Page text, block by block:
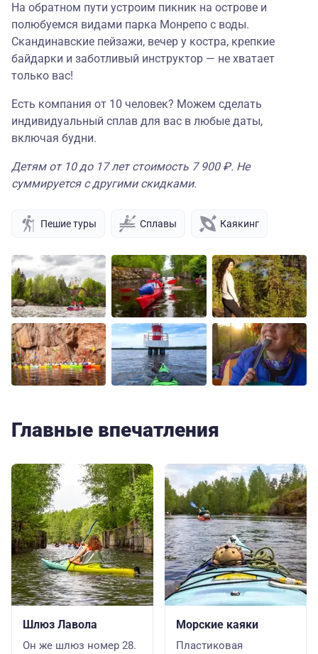
На обратном пути устроим пикник на острове и
полюбуемся видами парка Монрепо с воды.
Скандинавские пейзажи, вечер у костра, крепкие
байдарки и заботливый инструктор — не хватает
только вас!
Есть компания от 10 человек? Можем сделать
индивидуальный сплав для вас в любые даты,
включая будни.
Детям от 10 до 17 лет стоимость 7 900 ₽. Не
суммируется с другими скидками.
Пешие туры Сплавы Каякинг
Главные впечатления
Шлюз Лавола
Он же шлюз номер 28.
Морские каяки
Пластиковая